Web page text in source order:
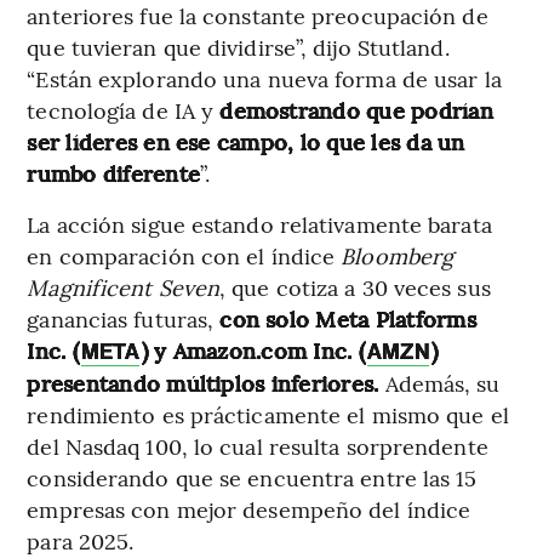
anteriores fue la constante preocupación de
que tuvieran que dividirse”, dijo Stutland.
“Están explorando una nueva forma de usar la
tecnología de IA ydemostrando que podrían
ser líderes en ese campo, lo que les da un
rumbo diferente”.
La acción sigue estando relativamente barata
en comparación con el índice Bloomberg
Magnificent Seven, que cotiza a 30 veces sus
ganancias futuras,con solo Meta Platforms
Inc. (META) y Amazon.com Inc. (AMZN)
presentando múltiplos inferiores. Además, su
rendimiento es prácticamente el mismo que el
del Nasdaq 100, lo cual resulta sorprendente
considerando que se encuentra entre las 15
empresas con mejor desempeño del índice
para 2025.